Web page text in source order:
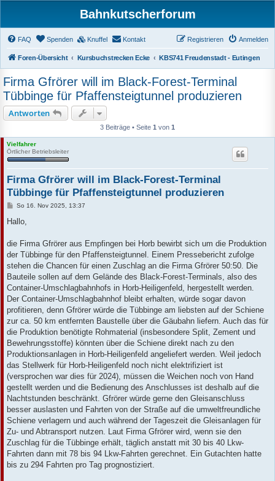
Bahnkutscherforum
FAQ Spenden Knuffel Kontakt Anmelden
Registrieren
Foren-Übersicht Kursbuchstrecken Ecke KBS741 Freudenstadt - Eutingen
Firma Gfrörer will im Black-Forest-Terminal
Tübbinge für Pfaffensteigtunnel produzieren
Antworten
3 Beiträge • Seite 1 von 1
Vielfahrer
Örtlicher Betriebsleiter
Firma Gfrörer will im Black-Forest-Terminal
Tübbinge für Pfaffensteigtunnel produzieren
B
i
a
So 16. Nov 2025, 13:37
Hallo,
die Firma Gfrörer aus Empfingen bei Horb bewirbt sich um die Produktion
der Tübbinge für den Pfaffensteigtunnel. Einem Pressebericht zufolge
stehen die Chancen für einen Zuschlag an die Firma Gfrörer 50:50. Die
Bauteile sollen auf dem Gelände des Black-Forest-Terminals, also des
Container-Umschlagbahnhofs in Horb-Heiligenfeld, hergestellt werden.
Der Container-Umschlagbahnhof bleibt erhalten, würde sogar davon
profitieren, denn Gfrörer würde die Tübbinge am liebsten auf der Schiene
zur ca. 50 km entfernten Baustelle über die Gäubahn liefern. Auch das für
die Produktion benötigte Rohmaterial (insbesondere Split, Zement und
Bewehrungsstoffe) könnten über die Schiene direkt nach zu den
Produktionsanlagen in Horb-Heiligenfeld angeliefert werden. Weil jedoch
das Stellwerk für Horb-Heiligenfeld noch nicht elektrifiziert ist
(versprochen war dies für 2024), müssen die Weichen noch von Hand
gestellt werden und die Bedienung des Anschlusses ist deshalb auf die
Nachtstunden beschränkt. Gfrörer würde gerne den Gleisanschluss
besser auslasten und Fahrten von der Straße auf die umweltfreundliche
Schiene verlagern und auch während der Tageszeit die Gleisanlagen für
Zu- und Abtransport nutzen. Laut Firma Gfrörer wird, wenn sie den
Zuschlag für die Tübbinge erhält, täglich anstatt mit 30 bis 40 Lkw-
Fahrten dann mit 78 bis 94 Lkw-Fahrten gerechnet. Ein Gutachten hatte
bis zu 294 Fahrten pro Tag prognostiziert.